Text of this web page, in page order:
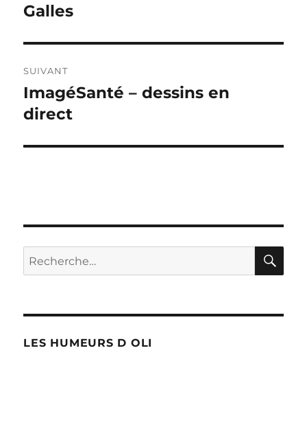
l’article
précédente :
Galles
SUIVANT
Publication
suivante :
ImagéSanté – dessins en
direct
Recherche
pour :
LES HUMEURS D OLI